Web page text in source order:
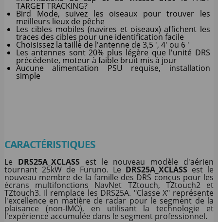
TARGET TRACKING?
Bird Mode, suivez les oiseaux pour trouver les
meilleurs lieux de pêche
Les cibles mobiles (navires et oiseaux) affichent les
traces des cibles pour une identification facile
Choisissez la taille de l'antenne de 3,5 ', 4' ou 6 '
Les antennes sont 20% plus légère que l'unité DRS
précédente, moteur à faible bruit mis à jour
Aucune alimentation PSU requise, installation
simple
CARACTÉRISTIQUES
Le DRS25A_XCLASS est le nouveau modèle d'aérien
tournant 25kW de Furuno. Le DRS25A_XCLASS est le
nouveau membre de la famille des DRS conçus pour les
écrans multifonctions NavNet TZtouch, TZtouch2 et
TZtouch3. Il remplace les DRS25A. "Classe X" représente
l'excellence en matière de radar pour le segment de la
plaisance (non-IMO), en utilisant la technologie et
l'expérience accumulée dans le segment professionnel.